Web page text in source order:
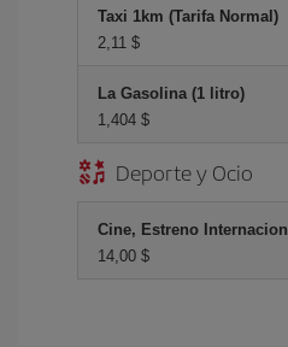
Taxi 1km (Tarifa Normal)
2,11 $
La Gasolina (1 litro)
1,404 $
Deporte y Ocio
Cine, Estreno
14,00 $